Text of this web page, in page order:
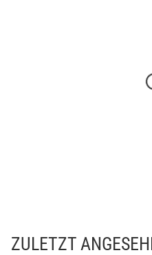
ZULETZT